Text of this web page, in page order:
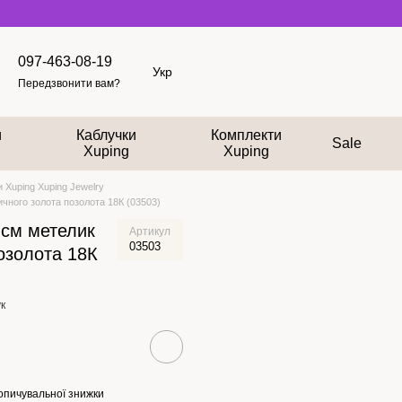
097-463-08-19
Передзвонити вам?
Укр
Каблучки
Xuping
Комплекти
Xuping
Sale
Xuping Xuping Jewelry
золота позолота 18К (03503)
метелик
18К
Артикул
03503
знижки